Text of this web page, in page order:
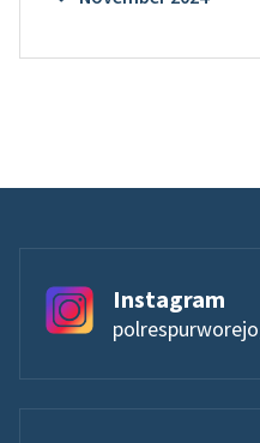
Instagram
polrespurworejo_